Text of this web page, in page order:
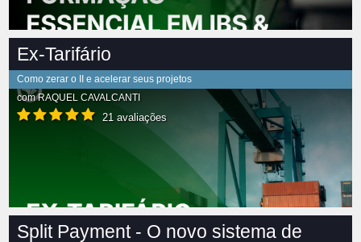
Ex-Tarifário
Como zerar o II e acelerar seus projetos
comRAQUEL CAVALCANTI
21 avaliações
Split Payment - O novo sistema de